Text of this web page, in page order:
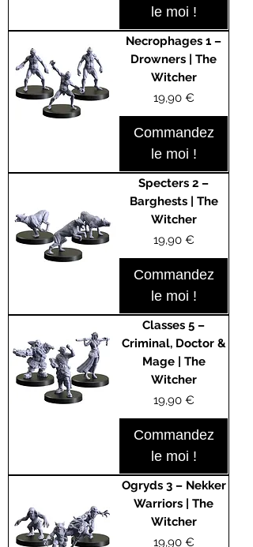
le moi !
Necrophages 1 –
Drowners | The
Witcher
Prix
19,90 €
Commandez
le moi !
Specters 2 –
Barghests | The
Witcher
Prix
19,90 €
Commandez
le moi !
Classes 5 –
Criminal, Doctor &
Mage | The
Witcher
Prix
19,90 €
Commandez
le moi !
Ogryds 3 – Nekker
Warriors | The
Witcher
Prix
19,90 €